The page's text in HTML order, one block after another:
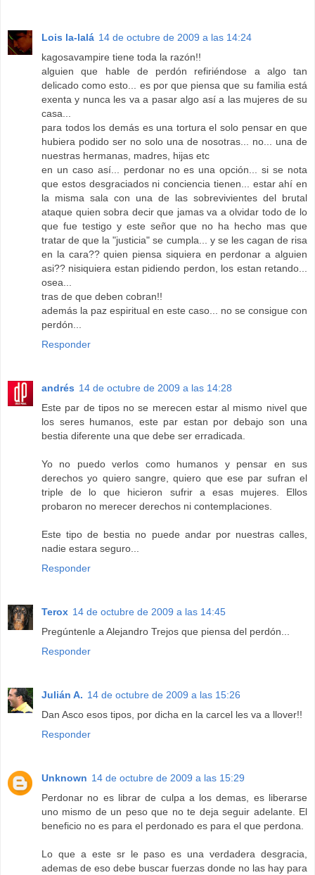
Lois la-lalá 14 de octubre de 2009 a las 14:24
kagosavampire tiene toda la razón!!
alguien que hable de perdón refiriéndose a algo tan
delicado como esto... es por que piensa que su familia está
exenta y nunca les va a pasar algo así a las mujeres de su
casa...
para todos los demás es una tortura el solo pensar en que
hubiera podido ser no solo una de nosotras... no... una de
nuestras hermanas, madres, hijas etc
en un caso así... perdonar no es una opción... si se nota
que estos desgraciados ni conciencia tienen... estar ahí en
la misma sala con una de las sobrevivientes del brutal
ataque quien sobra decir que jamas va a olvidar todo de lo
que fue testigo y este señor que no ha hecho mas que
tratar de que la "justicia" se cumpla... y se les cagan de risa
en la cara?? quien piensa siquiera en perdonar a alguien
asi?? nisiquiera estan pidiendo perdon, los estan retando...
osea...
tras de que deben cobran!!
además la paz espiritual en este caso... no se consigue con
perdón...
Responder
andrés 14 de octubre de 2009 a las 14:28
Este par de tipos no se merecen estar al mismo nivel que
los seres humanos, este par estan por debajo son una
bestia diferente una que debe ser erradicada.
Yo no puedo verlos como humanos y pensar en sus
derechos yo quiero sangre, quiero que ese par sufran el
triple de lo que hicieron sufrir a esas mujeres. Ellos
probaron no merecer derechos ni contemplaciones.
Este tipo de bestia no puede andar por nuestras calles,
nadie estara seguro...
Responder
Terox 14 de octubre de 2009 a las 14:45
Pregúntenle a Alejandro Trejos que piensa del perdón...
Responder
Julián A. 14 de octubre de 2009 a las 15:26
Dan Asco esos tipos, por dicha en la carcel les va a llover!!
Responder
Unknown 14 de octubre de 2009 a las 15:29
Perdonar no es librar de culpa a los demas, es liberarse
uno mismo de un peso que no te deja seguir adelante. El
beneficio no es para el perdonado es para el que perdona.
Lo que a este sr le paso es una verdadera desgracia,
ademas de eso debe buscar fuerzas donde no las hay para